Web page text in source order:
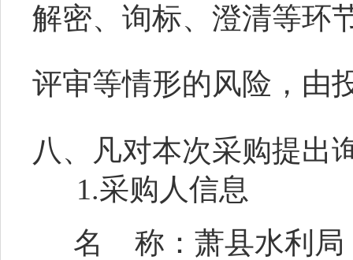
解密、询标、澄清等环
评审等情形的风险，由
八、凡对本次采购提出
1.采购人信息
名
称：萧县水利局